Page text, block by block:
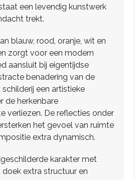
een levendig kunstwerk
trekt.
blauw, rood, oranje, wit en
zorgt voor een modern
aansluit bij eigentijdse
benadering van de
een artistieke
de herkenbare
verliezen. De reflecties onder
het gevoel van ruimte
extra dynamisch.
karakter met
extra structuur en